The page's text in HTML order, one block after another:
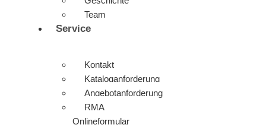
Team
Service
Kontakt
Kataloganforderung
Angebotanforderung
RMA
Onlineformular